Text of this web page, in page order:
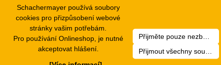
Schachermayer používá soubory
cookies pro přizpůsobení webové
stránky vašim potřebám.
Pro používání Onlineshop, je nutné
akceptovat hlášení.
Přijměte pouze nezbytné soubory cookie
Bohužel došlo k technické chybě. Náš